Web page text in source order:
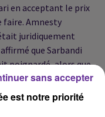
en acceptant le prix
faire. Amnesty
juridiquement
que Sarbandi
poignardé, alors que
présent dans la
est notre priorité
sans accepter